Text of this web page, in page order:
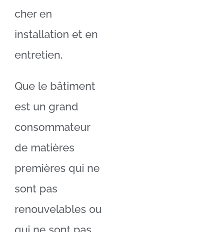
cher en
installation et en
entretien.
Que le bâtiment
est un grand
consommateur
de matières
premières qui ne
sont pas
renouvelables ou